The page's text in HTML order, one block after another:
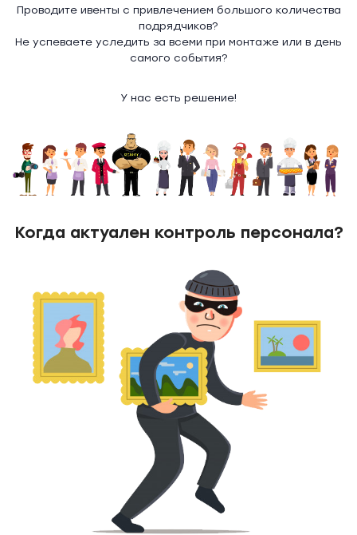
Проводите ивенты с привлечением большого количества
подрядчиков?
Не успеваете уследить за всеми при монтаже или в день
самого события?
У нас есть решение!
Когда актуален контроль персонала?